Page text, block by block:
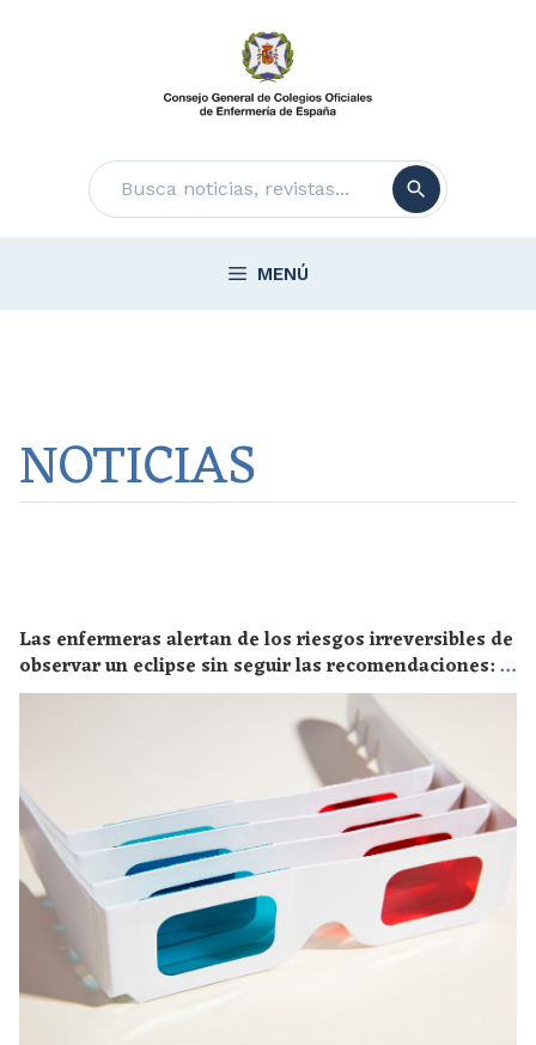
Buscar
MENÚ
NOTICIAS
Las enfermeras alertan de los riesgos irreversibles de
observar un eclipse sin seguir las recomendaciones: la
retinopatía solar es el mayor de los peligros